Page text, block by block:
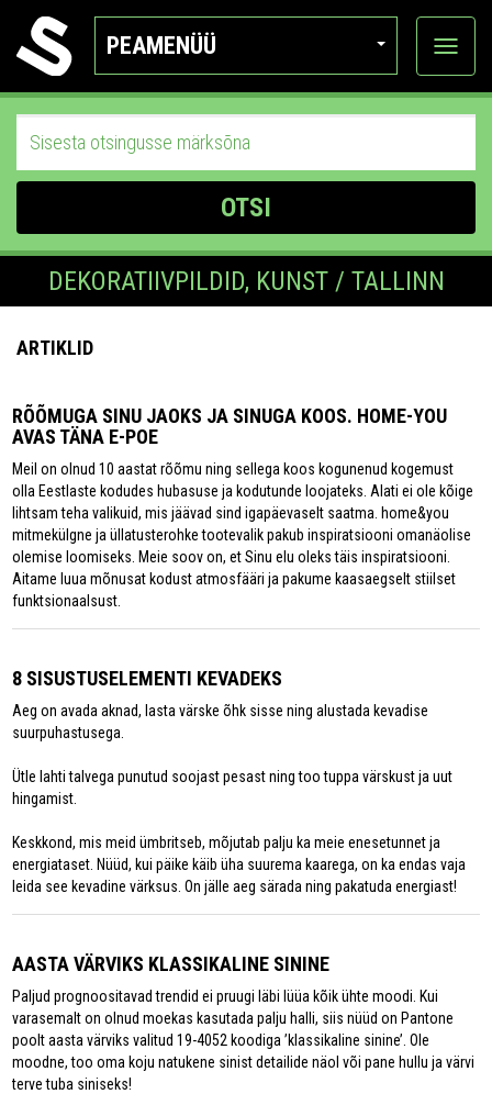
PEAMENÜÜ
Ava
OTSI
DEKORATIIVPILDID, KUNST / TALLINN
ARTIKLID
RÕÕMUGA SINU JAOKS JA SINUGA KOOS. HOME-YOU
AVAS TÄNA E-POE
Meil on olnud 10 aastat rõõmu ning sellega koos kogunenud kogemust
olla Eestlaste kodudes hubasuse ja kodutunde loojateks. Alati ei ole kõige
lihtsam teha valikuid, mis jäävad sind igapäevaselt saatma. home&you
mitmekülgne ja üllatusterohke tootevalik pakub inspiratsiooni omanäolise
olemise loomiseks. Meie soov on, et Sinu elu oleks täis inspiratsiooni.
Aitame luua mõnusat kodust atmosfääri ja pakume kaasaegselt stiilset
funktsionaalsust.
8 SISUSTUSELEMENTI KEVADEKS
Aeg on avada aknad, lasta värske õhk sisse ning alustada kevadise
suurpuhastusega.
Ütle lahti talvega punutud soojast pesast ning too tuppa värskust ja uut
hingamist.
Keskkond, mis meid ümbritseb, mõjutab palju ka meie enesetunnet ja
energiataset. Nüüd, kui päike käib üha suurema kaarega, on ka endas vaja
leida see kevadine värksus. On jälle aeg särada ning pakatuda energiast!
AASTA VÄRVIKS KLASSIKALINE SININE
Paljud prognoositavad trendid ei pruugi läbi lüüa kõik ühte moodi. Kui
varasemalt on olnud moekas kasutada palju halli, siis nüüd on Pantone
poolt aasta värviks valitud 19-4052 koodiga ’klassikaline sinine’. Ole
moodne, too oma koju natukene sinist detailide näol või pane hullu ja värvi
terve tuba siniseks!